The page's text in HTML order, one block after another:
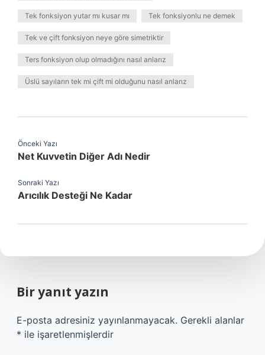
Tek fonksiyon yutar mı kusar mı Tek fonksiyonlu ne demek
Tek ve çift fonksiyon neye göre simetriktir
Ters fonksiyon olup olmadığını nasıl anlarız
Üslü sayıların tek mi çift mi olduğunu nasıl anlarız
Önceki Yazı
Net Kuvvetin Diğer Adı Nedir
Sonraki Yazı
Arıcılık Desteği Ne Kadar
Bir yanıt yazın
E-posta adresiniz yayınlanmayacak. Gerekli alanlar
* ile işaretlenmişlerdir